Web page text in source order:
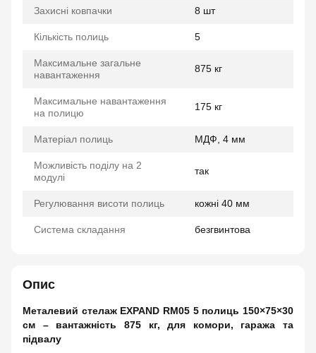
Захисні ковпачки 8 шт
Кількість полиць 5
Максимальне загальне
навантаження
875 кг
Максимальне навантаження
на полицю
175 кг
Матеріал полиць МДФ, 4 мм
Можливість поділу на 2
модулі
так
Регулювання висоти полиць кожні 40 мм
Система складання безгвинтова
Опис
Металевий стелаж EXPAND RM05 5 полиць 150×75×30
см – вантажність 875 кг, для комори, гаража та
підвалу